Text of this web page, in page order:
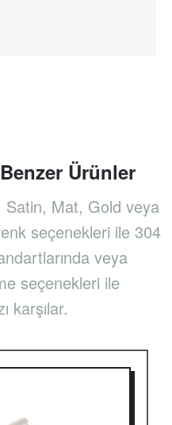
Ürünler
Satin, Mat, Gold veya
seçenekleri ile 304
veya
seçenekleri ile
karşılar.